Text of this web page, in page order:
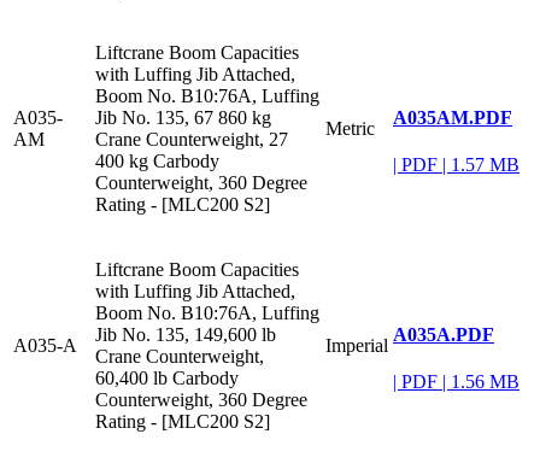
A035-
AM
Liftcrane Boom Capacities
with Luffing Jib Attached,
Boom No. B10:76A, Luffing
Jib No. 135, 67 860 kg
Crane Counterweight, 27
400 kg Carbody
Counterweight, 360 Degree
Rating - [MLC200 S2]
Metric
A035AM.PDF
| PDF | 1.57 MB
A035-A
Liftcrane Boom Capacities
with Luffing Jib Attached,
Boom No. B10:76A, Luffing
Jib No. 135, 149,600 lb
Crane Counterweight,
60,400 lb Carbody
Counterweight, 360 Degree
Rating - [MLC200 S2]
Imperial
A035A.PDF
| PDF | 1.56 MB